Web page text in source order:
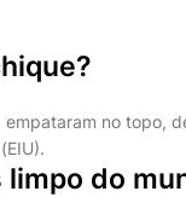
no topo,
limpo do